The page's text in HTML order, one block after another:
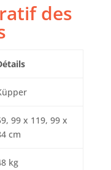
des
99 x 119, 99 x
cm
kg